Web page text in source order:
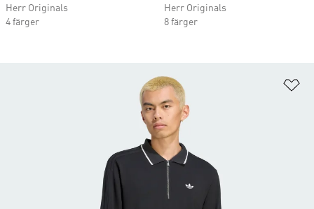
Herr Originals
4 färger
Herr Originals
8 färger